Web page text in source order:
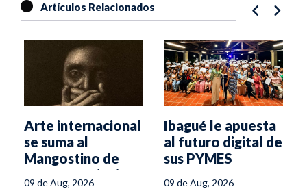
Artículos Relacionados
Arte internacional
se suma al
Mangostino de
Oro en Mariquita
09 de Aug, 2026
Ibagué le apuesta
al futuro digital de
sus PYMES
09 de Aug, 2026